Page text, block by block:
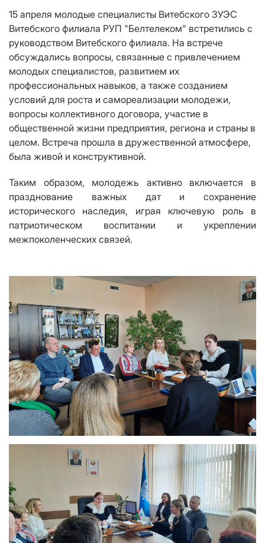
15 апреля молодые специалисты Витебского ЗУЭС
Витебского филиала РУП "Белтелеком" встретились с
руководством Витебского филиала. На встрече
обсуждались вопросы, связанные с привлечением
молодых специалистов, развитием их
профессиональных навыков, а также созданием
условий для роста и самореализации молодежи,
вопросы коллективного договора, участие в
общественной жизни предприятия, региона и страны в
целом. Встреча прошла в дружественной атмосфере,
была живой и конструктивной.
Таким образом, молодежь активно включается в
празднование важных дат и сохранение
исторического наследия, играя ключевую роль в
патриотическом воспитании и укреплении
межпоколенческих связей.